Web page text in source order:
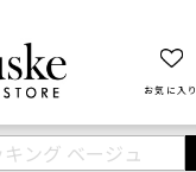
お気に入り